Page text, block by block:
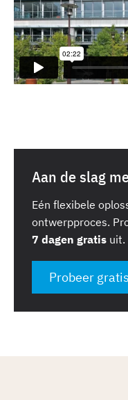
Aan de slag
Eén flexibele
ontwerpproces.
7 dagen gratis uit.
Probeer gratis